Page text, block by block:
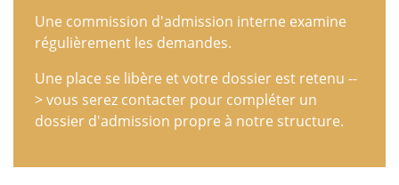
Une commission d'admission interne examine
régulièrement les demandes.
Une place se libère et votre dossier est retenu --
> vous serez contacter pour compléter un
dossier d'admission propre à notre structure.